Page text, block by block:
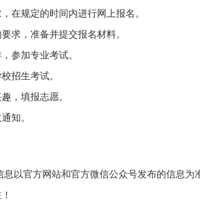
在规定的时间内进行网上报名。
求，准备并提交报名材料。
参加专业考试。
招生考试。
，填报志愿。
知。
息以官方网站和官方微信公众号发布的信息为